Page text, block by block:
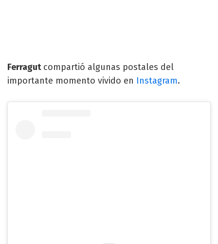
Ferragut compartió algunas postales del
importante momento vivido en Instagram.